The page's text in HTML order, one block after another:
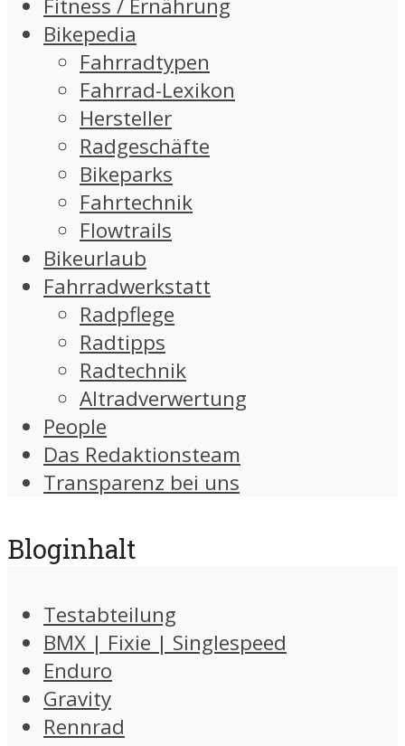
Fitness / Ernährung
Bikepedia
Fahrradtypen
Fahrrad-Lexikon
Hersteller
Radgeschäfte
Bikeparks
Fahrtechnik
Flowtrails
Bikeurlaub
Fahrradwerkstatt
Radpflege
Radtipps
Radtechnik
Altradverwertung
People
Das Redaktionsteam
Transparenz bei uns
Bloginhalt
Testabteilung
BMX | Fixie | Singlespeed
Enduro
Gravity
Rennrad